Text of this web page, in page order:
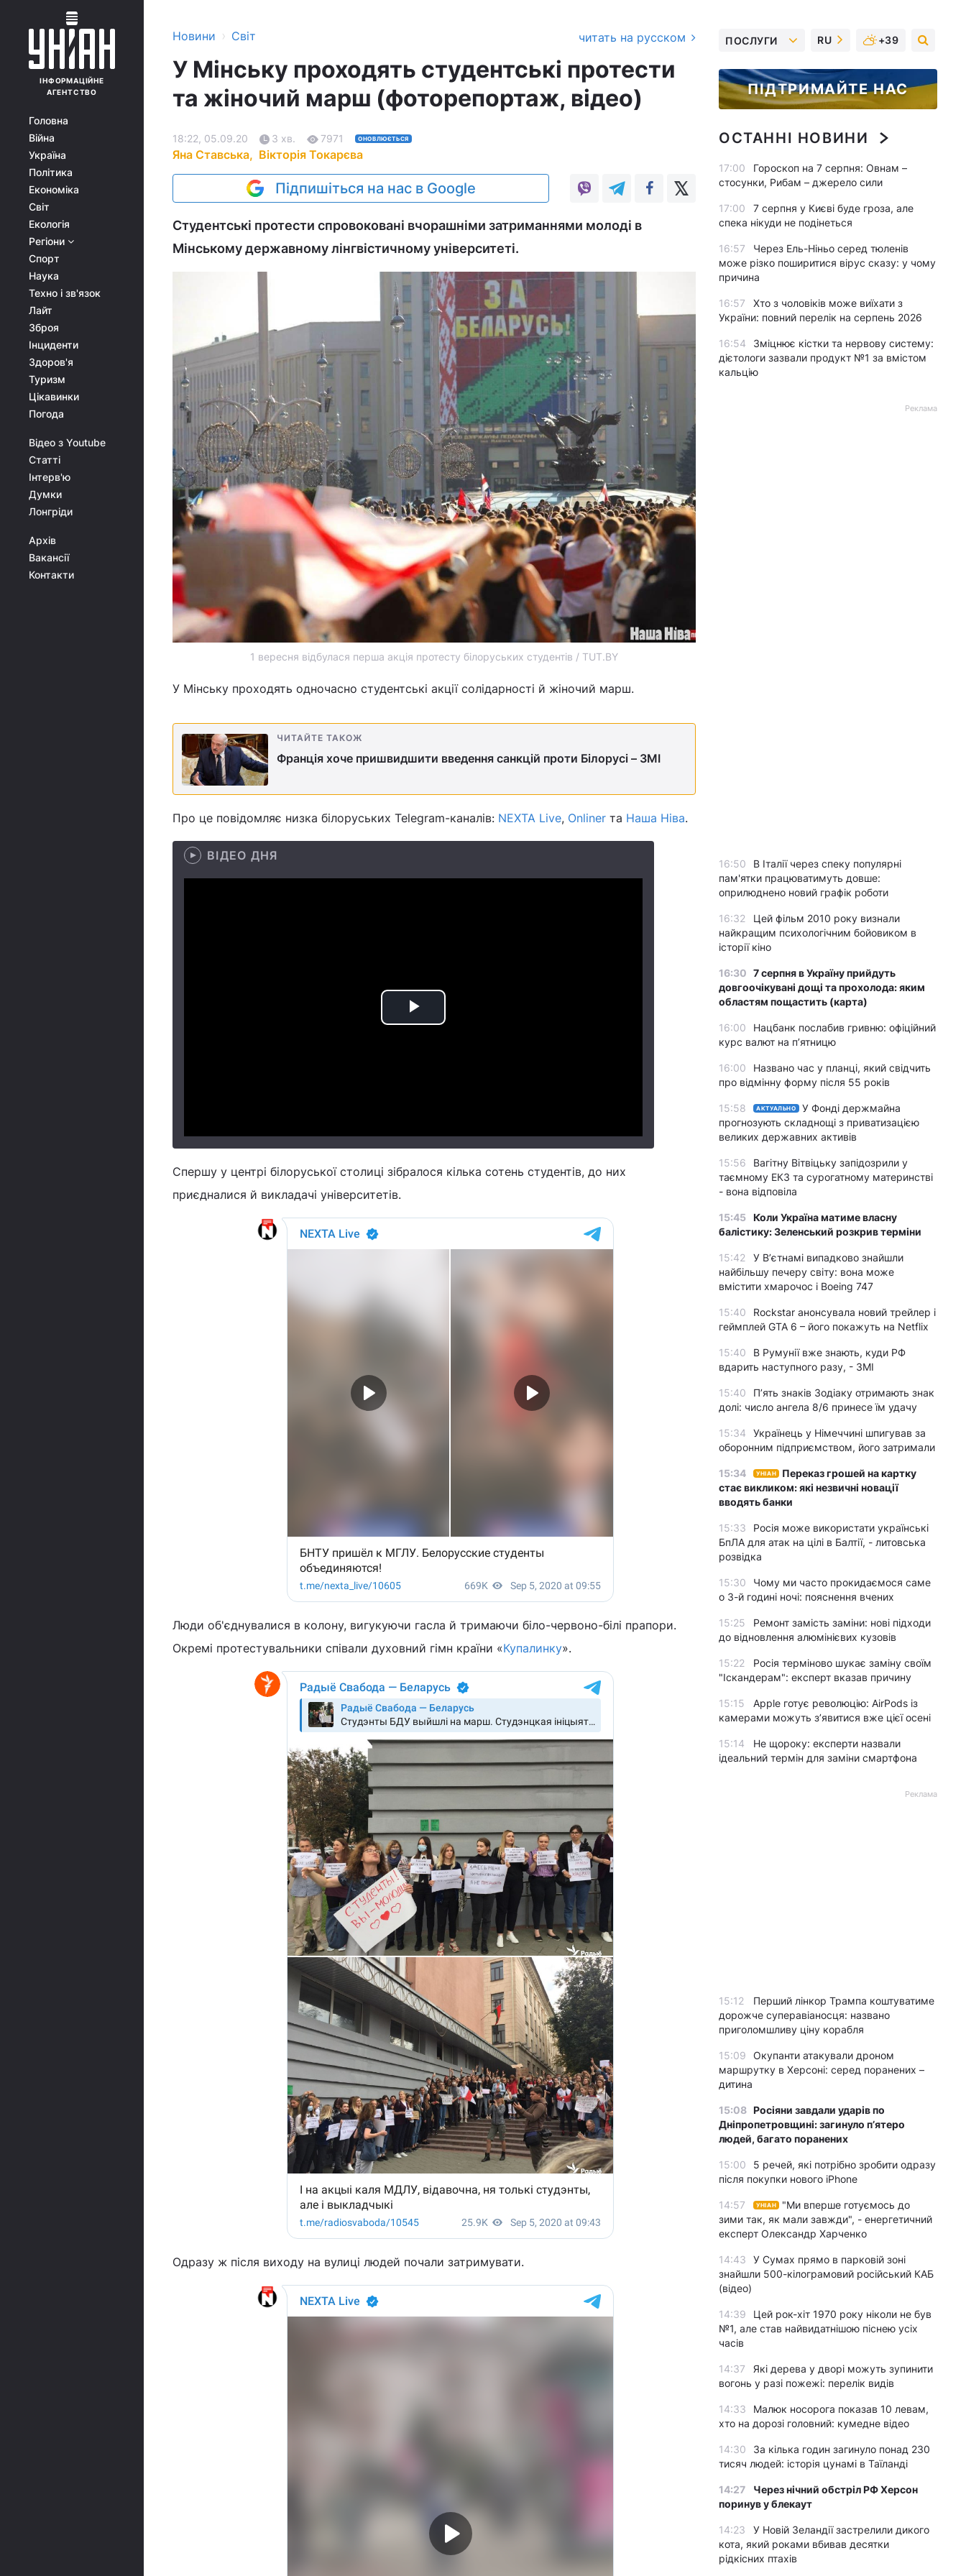
ІНФОРМАЦІЙНЕ
АГЕНТСТВО
Головна
Війна
Україна
Політика
Економіка
Світ
Екологія
Регіони
Спорт
Наука
Техно і зв'язок
Лайт
Зброя
Інциденти
Здоров'я
Туризм
Цікавинки
Погода
Відео з Youtube
Статті
Інтерв'ю
Думки
Лонгріди
Архів
Вакансії
Контакти
Новини › Світ читать на русском
У Мінську проходять студентські протести
та жіночий марш (фоторепортаж, відео)
Яна Ставська, Вікторія Токарєва
18:22, 05.09.20 3 хв. 7971 ОНОВЛЮЄТЬСЯ
Підпишіться на нас в Google
Студентські протести спровоковані вчорашніми затриманнями молоді в
Мінському державному лінгвістичному університеті.
1 вересня відбулася перша акція протесту білоруських студентів / TUT.BY
У Мінську проходять одночасно студентські акції солідарності й жіночий марш.
ЧИТАЙТЕ ТАКОЖ
Франція хоче пришвидшити введення санкцій проти Білорусі – ЗМІ
Про це повідомляє низка білоруських Telegram-каналів: NEXTA Live, Onliner та Наша Ніва.
ВІДЕО ДНЯ
Play
Спершу у центрі білоруської столиці зібралося кілька сотень студентів, до них
приєдналися й викладачі університетів.
Люди об'єднувалися в колону, вигукуючи гасла й тримаючи біло-червоно-білі прапори.
Окремі протестувальники співали духовний гімн країни «Купалинку».
Одразу ж після виходу на вулиці людей почали затримувати.
ПОСЛУГИ RU +39
ПІДТРИМАЙТЕ НАС
ОСТАННІ НОВИНИ
17:00
Гороскоп на 7 серпня: Овнам –
стосунки, Рибам – джерело сили
17:00
7 серпня у Києві буде гроза, але
спека нікуди не подінеться
16:57
Через Ель-Ніньо серед тюленів
може різко поширитися вірус сказу: у чому
причина
16:57
Хто з чоловіків може виїхати з
України: повний перелік на серпень 2026
16:54
Зміцнює кістки та нервову систему:
дієтологи зазвали продукт №1 за вмістом
кальцію
Реклама
16:50
В Італії через спеку популярні
пам'ятки працюватимуть довше:
оприлюднено новий графік роботи
16:32
Цей фільм 2010 року визнали
найкращим психологічним бойовиком в
історії кіно
16:30 7 серпня в Україну прийдуть
довгоочікувані дощі та прохолода: яким
областям пощастить (карта)
16:00
Нацбанк послабив гривню: офіційний
курс валют на п’ятницю
16:00
Названо час у планці, який свідчить
про відмінну форму після 55 років
15:58 АКТУАЛЬНО
У Фонді держмайна
прогнозують складнощі з приватизацією
великих державних активів
15:56
Вагітну Вітвіцьку запідозрили у
таємному ЕКЗ та сурогатному материнстві
- вона відповіла
15:45 Коли Україна матиме власну
балістику: Зеленський розкрив терміни
15:42
У Вʼєтнамі випадково знайшли
найбільшу печеру світу: вона може
вмістити хмарочос і Boeing 747
15:40
Rockstar анонсувала новий трейлер і
геймплей GTA 6 – його покажуть на Netflix
15:40
В Румунії вже знають, куди РФ
вдарить наступного разу, - ЗМІ
15:40
П’ять знаків Зодіаку отримають знак
долі: число ангела 8/6 принесе їм удачу
15:34
Українець у Німеччині шпигував за
оборонним підприємством, його затримали
15:34 УНІАН
Переказ грошей на картку
стає викликом: які незвичні новації
вводять банки
15:33
Росія може використати українські
БпЛА для атак на цілі в Балтії, - литовська
розвідка
15:30
Чому ми часто прокидаємося саме
о 3-й годині ночі: пояснення вчених
15:25
Ремонт замість заміни: нові підходи
до відновлення алюмінієвих кузовів
15:22
Росія терміново шукає заміну своїм
"Іскандерам": експерт вказав причину
15:15
Apple готує революцію: AirPods із
камерами можуть з’явитися вже цієї осені
15:14
Не щороку: експерти назвали
ідеальний термін для заміни смартфона
Реклама
15:12
Перший лінкор Трампа коштуватиме
дорожче суперавіаносця: названо
приголомшливу ціну корабля
15:09
Окупанти атакували дроном
маршрутку в Херсоні: серед поранених –
дитина
15:08 Росіяни завдали ударів по
Дніпропетровщині: загинуло пʼятеро
людей, багато поранених
15:00
5 речей, які потрібно зробити одразу
після покупки нового iPhone
14:57 УНІАН
"Ми вперше готуємось до
зими так, як мали завжди", - енергетичний
експерт Олександр Харченко
14:43
У Сумах прямо в парковій зоні
знайшли 500-кілограмовий російський КАБ
(відео)
14:39
Цей рок-хіт 1970 року ніколи не був
№1, але став найвидатнішою піснею усіх
часів
14:37
Які дерева у дворі можуть зупинити
вогонь у разі пожежі: перелік видів
14:33
Малюк носорога показав 10 левам,
хто на дорозі головний: кумедне відео
14:30
За кілька годин загинуло понад 230
тисяч людей: історія цунамі в Таїланді
14:27
Через нічний обстріл РФ Херсон
поринув у блекаут
14:23
У Новій Зеландії застрелили дикого
кота, який роками вбивав десятки
рідкісних птахів